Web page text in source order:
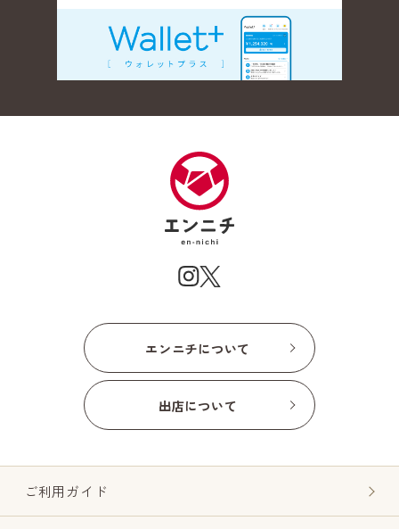
エンニチについて
出店について
ご利用ガイド